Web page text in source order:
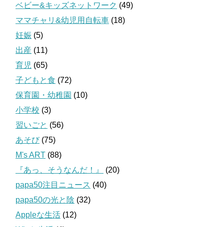
ベビー&キッズネットワーク (49)
ママチャリ&幼児用自転車 (18)
妊娠 (5)
出産 (11)
育児 (65)
子どもと食 (72)
保育園・幼稚園 (10)
小学校 (3)
習いごと (56)
あそび(75)
M's ART (88)
『あっ、そうなんだ！』
(20)
papa50注目ニュース (40)
papa50の光と陰 (32)
Appleな生活 (12)